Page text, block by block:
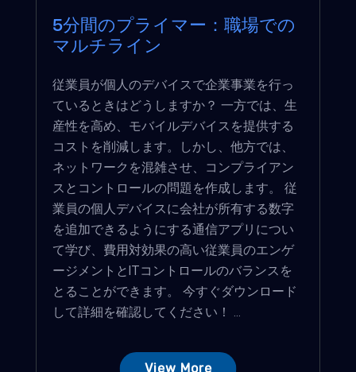
5分間のプライマー：職場での
マルチライン
従業員が個人のデバイスで企業事業を行っ
ているときはどうしますか？ 一方では、生
産性を高め、モバイルデバイスを提供する
コストを削減します。しかし、他方では、
ネットワークを混雑させ、コンプライアン
スとコントロールの問題を作成します。 従
業員の個人デバイスに会社が所有する数字
を追加できるようにする通信アプリについ
て学び、費用対効果の高い従業員のエンゲ
ージメントとITコントロールのバランスを
とることができます。 今すぐダウンロード
して詳細を確認してください！ ...
View More